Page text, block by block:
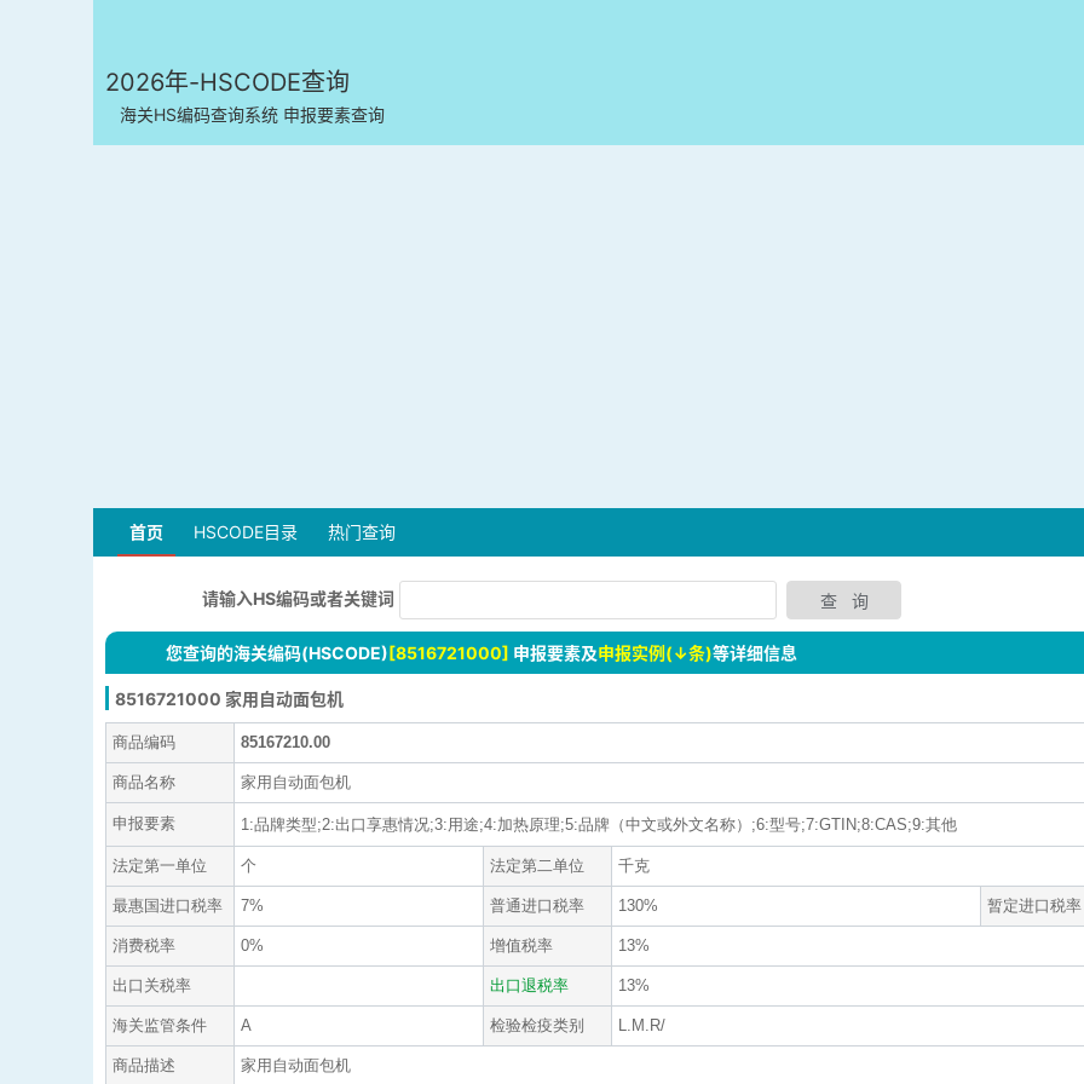
2026年-HSCODE查询
海关HS编码查询系统 申报要素查询
首页 HSCODE目录 热门查询
请输入HS编码或者关键词
您查询的海关编码(HSCODE)[8516721000] 申报要素及申报实例(↓条)等详细信息
8516721000 家用自动面包机
商品编码 85167210.00
商品名称 家用自动面包机
申报要素 1:品牌类型;2:出口享惠情况;3:用途;4:加热原理;5:品牌（中文或外文名称）;6:型号;7:GTIN;8:CAS;9:其他
法定第一单位 个 法定第二单位 千克
最惠国进口税率 7% 普通进口税率 130% 暂定进口税率
消费税率 0% 增值税率 13%
出口关税率 出口退税率 13%
海关监管条件 A 检验检疫类别 L.M.R/
商品描述 家用自动面包机